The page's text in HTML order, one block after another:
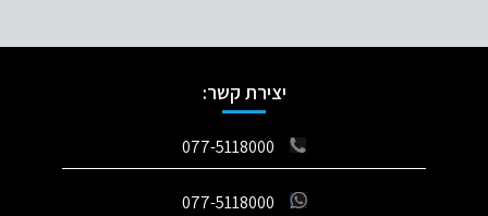
יצירת קשר:
077-5118000
077-5118000